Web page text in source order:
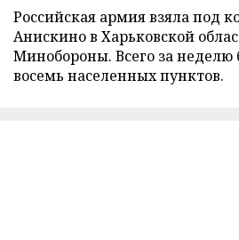
Российская армия взяла под
Анискино в Харьковской
Минобороны. Всего за
восемь населенных пунктов.